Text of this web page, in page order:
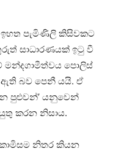
ඉහත පැමිණිලි කිසිවකට
සාධාරණයක් ඉටු වී
පොලිස්
ඇති බව පෙනී යයි. ඒ
පුළුවන්’ යනුවෙන්
කරන නිසාය.
කොමිසම නිතර කියන